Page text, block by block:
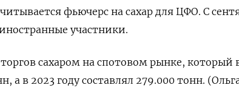
фьючерс на сахар для ЦФО. С
участники.
сахаром на спотовом рынке, который
а в 2023 году составлял 279.000 тонн.